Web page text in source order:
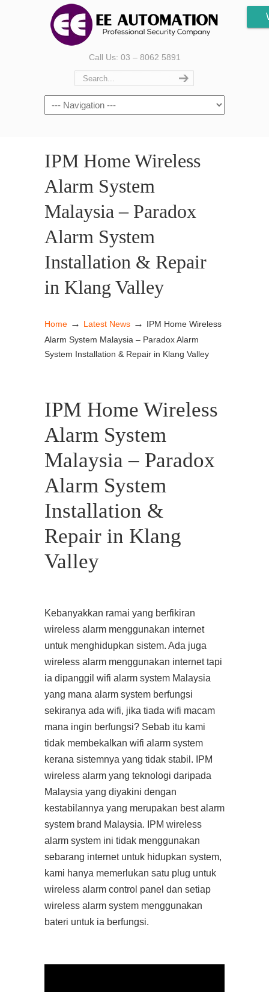
Call Us: 03 – 8062 5891
IPM Home Wireless
Alarm System
Malaysia – Paradox
Alarm System
Installation & Repair
in Klang Valley
Home → Latest News → IPM Home Wireless
Alarm System Malaysia – Paradox Alarm
System Installation & Repair in Klang Valley
IPM Home Wireless
Alarm System
Malaysia – Paradox
Alarm System
Installation &
Repair in Klang
Valley
Kebanyakkan ramai yang berfikiran
wireless alarm menggunakan internet
untuk menghidupkan sistem. Ada juga
wireless alarm menggunakan internet tapi
ia dipanggil wifi alarm system Malaysia
yang mana alarm system berfungsi
sekiranya ada wifi, jika tiada wifi macam
mana ingin berfungsi? Sebab itu kami
tidak membekalkan wifi alarm system
kerana sistemnya yang tidak stabil.
IPM
wireless alarm yang teknologi daripada
Malaysia yang diyakini dengan
kestabilannya yang merupakan best alarm
system brand Malaysia. IPM wireless
alarm system ini tidak menggunakan
sebarang internet untuk hidupkan system,
kami hanya memerlukan satu plug untuk
wireless alarm control panel dan setiap
wireless alarm system menggunakan
bateri untuk ia berfungsi.